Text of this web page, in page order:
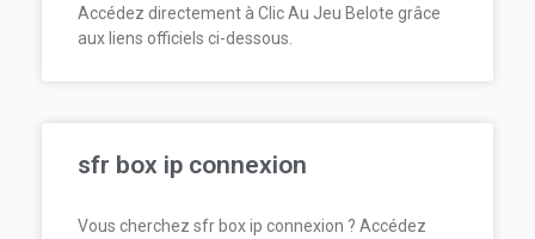
Accédez directement à Clic Au Jeu Belote grâce
aux liens officiels ci-dessous.
sfr box ip connexion
Vous cherchez sfr box ip connexion ? Accédez